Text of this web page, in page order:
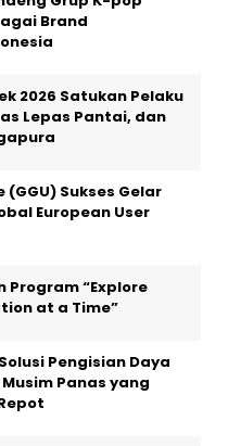
Brand
2026 Satukan Pelaku
Lepas Pantai, dan
Sukses Gelar
European User
Program “Explore
at a Time”
Pengisian Daya
Panas yang